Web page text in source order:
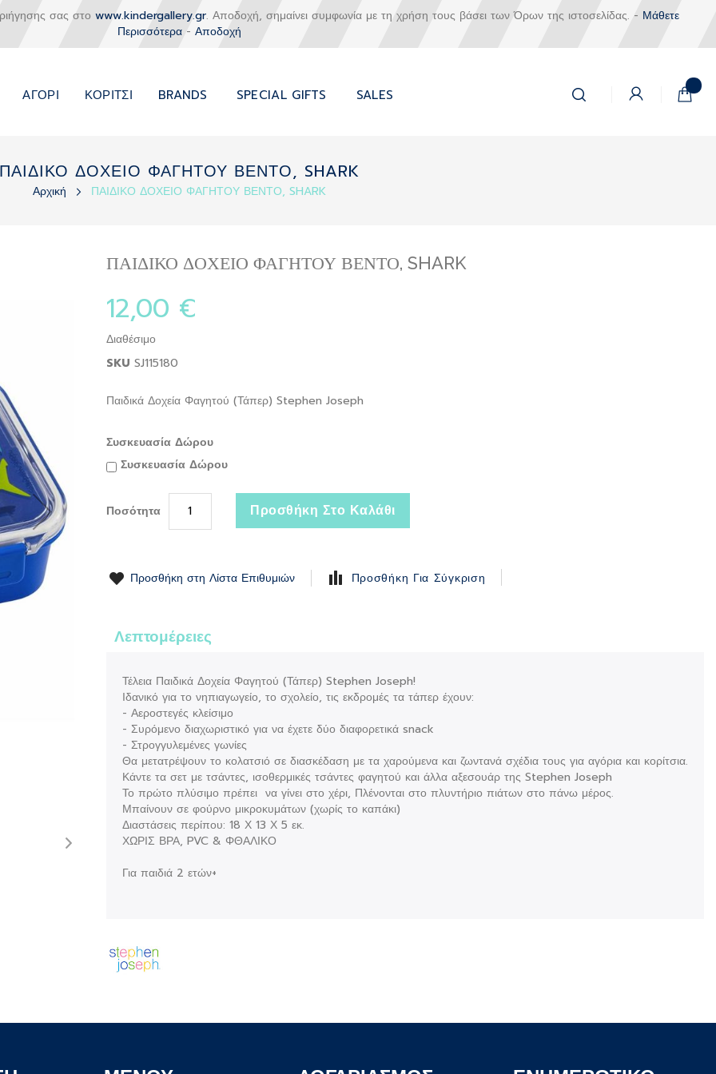
σας στο www.kindergallery.gr. Αποδοχή, σημαίνει συμφωνία με τη χρήση τους βάσει των Όρων της ιστοσελίδας. - Μάθετε
Περισσότερα- Αποδοχή
ΑΓΌΡΙ ΚΟΡΊΤΣΙ BRANDS SPECIAL GIFTS SALES
Το
Αναζήτηση
ΠΑΙΔΙΚΟ ΔΟΧΕΙΟ ΦΑΓΗΤΟΥ ΒΕΝΤΟ, SHARK
Αρχική ΠΑΙΔΙΚΟ ΔΟΧΕΙΟ ΦΑΓΗΤΟΥ ΒΕΝΤΟ, SHARK
ΠΑΙΔΙΚΟ ΔΟΧΕΙΟ ΦΑΓΗΤΟΥ ΒΕΝΤΟ, SHARK
12,00 €
Διαθέσιμο
SKU SJ115180
Παιδικά Δοχεία Φαγητού (Τάπερ) Stephen Joseph
Συσκευασία Δώρου
Συσκευασία Δώρου
Ποσότητα Προσθήκη Στο Καλάθι
Προσθήκη στη Λίστα Επιθυμιών Προσθήκη Για Σύγκριση
Λεπτομέρειες
Τέλεια Παιδικά Δοχεία Φαγητού (Τάπερ) Stephen Joseph!
Ιδανικό για το νηπιαγωγείο, το σχολείο, τις εκδρομές τα τάπερ έχουν:
- Αεροστεγές κλείσιμο
- Συρόμενο διαχωριστικό για να έχετε δύο διαφορετικά snack
- Στρογγυλεμένες γωνίες
Θα μετατρέψουν το κολατσιό σε διασκέδαση με τα χαρούμενα και ζωντανά σχέδια τους για αγόρια και κορίτσια.
Κάντε τα σετ με τσάντες, ισοθερμικές τσάντες φαγητού και άλλα αξεσουάρ της Stephen Joseph
Το πρώτο πλύσιμο πρέπει να γίνει στο χέρι, Πλένονται στο πλυντήριο πιάτων στο πάνω μέρος.
Μπαίνουν σε φούρνο μικροκυμάτων (χωρίς το καπάκι)
Διαστάσεις περίπου: 18 Χ 13 Χ 5 εκ.
ΧΩΡΙΣ ΒΡΑ, PVC & ΦΘΑΛΙΚΟ
Για παιδιά 2 ετών+